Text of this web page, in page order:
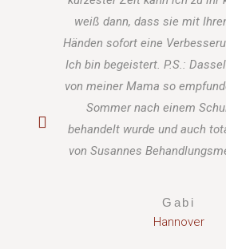
weiß dann, dass sie mit
Händen sofort eine
Ich bin begeistert. P.S.:
von meiner Mama so
Sommer nach einem
behandelt wurde und auch
von Susannes
Gabi
Hannover